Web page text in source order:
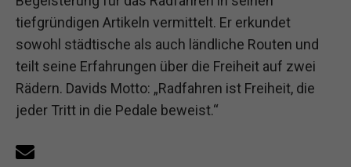
tiefgründigen Artikeln vermittelt. Er erkundet
sowohl städtische als auch ländliche Routen und
teilt seine Erfahrungen über die Freiheit auf zwei
Rädern. Davids Motto: „Radfahren ist Freiheit, die
jeder Tritt in die Pedale beweist.“